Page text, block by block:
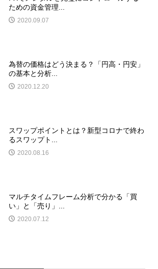
ための資金管理...
2020.09.07
為替の価格はどう決まる？「円高・円安」
の基本と分析...
2020.12.20
スワップポイントとは？新型コロナで終わ
るスワップト...
2020.08.16
マルチタイムフレーム分析で分かる「買
い」と「売り」...
2020.07.12